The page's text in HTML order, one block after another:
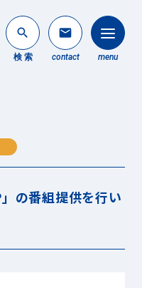
search
検 索
mail
contact menu
の番組提供を行い